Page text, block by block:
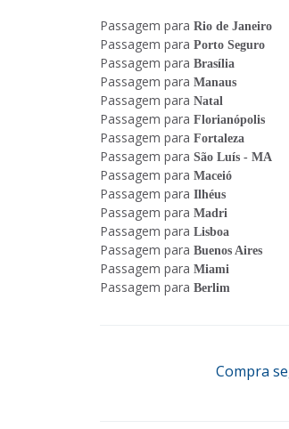
Passagem para Rio de Janeiro
Passagem para Porto Seguro
Passagem para Brasília
Passagem para Manaus
Passagem para Natal
Passagem para Florianópolis
Passagem para Fortaleza
Passagem para São Luís - MA
Passagem para Maceió
Passagem para Ilhéus
Passagem para Madri
Passagem para Lisboa
Passagem para Buenos Aires
Passagem para Miami
Passagem para Berlim
Compra